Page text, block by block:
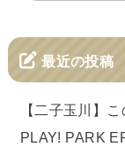
最近の投稿
【二子玉川】
PLAY! PARK